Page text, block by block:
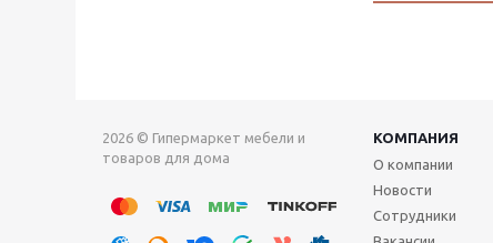
2026 © Гипермаркет мебели и
товаров для дома
КОМПАНИЯ
О компании
Новости
Сотрудники